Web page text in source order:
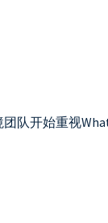
队开始重视